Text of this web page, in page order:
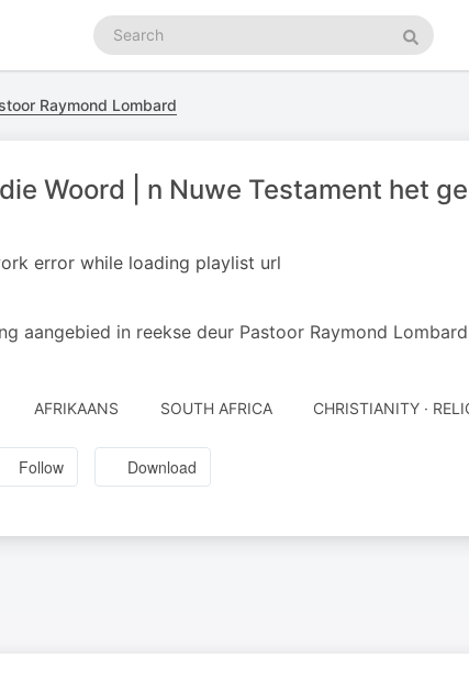
Search
podcasts
Search
Raymond Lombard
Woord | n Nuwe Testament het
error while loading playlist url
aangebied in reekse deur Pastoor Raymond
AFRIKAANS SOUTH AFRICA CHRISTIANITY ·
Follow Download